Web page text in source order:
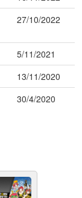
27/10/2022
5/11/2021
13/11/2020
30/4/2020